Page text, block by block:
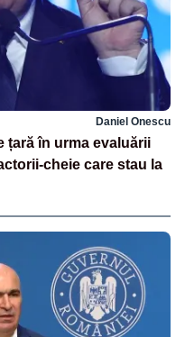
Daniel Onescu
țară în urma evaluării
cheie care stau la